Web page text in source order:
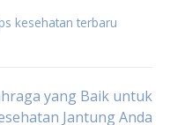
kesehatan terbaru
yang Baik untuk
Jantung Anda